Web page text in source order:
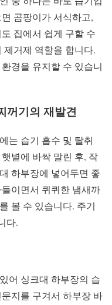
곰팡이가 서식하고,
집에서 쉽게 구할 수
거제 역할을 합니다.
경을 유지할 수 있습니
꺼기의 재발견
는 습기 흡수 및 탈취
볕에 바싹 말린 후, 작
하부장에 넣어두면 좋
이면서 퀴퀴한 냄새까
볼 수 있습니다. 주기
다.
어 싱크대 하부장의 습
지를 구겨서 하부장 바